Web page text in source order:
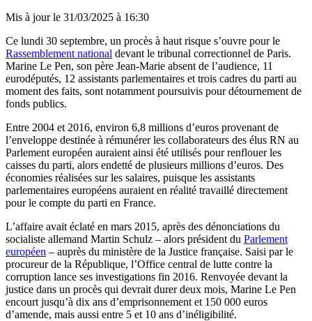
Mis à jour le 31/03/2025 à 16:30
Ce lundi 30 septembre, un procès à haut risque s’ouvre pour le
Rassemblement national devant le tribunal correctionnel de Paris.
Marine Le Pen, son père Jean-Marie absent de l’audience, 11
eurodéputés, 12 assistants parlementaires et trois cadres du parti au
moment des faits, sont notamment poursuivis pour détournement de
fonds publics.
Entre 2004 et 2016, environ 6,8 millions d’euros provenant de
l’enveloppe destinée à rémunérer les collaborateurs des élus RN au
Parlement européen auraient ainsi été utilisés pour renflouer les
caisses du parti, alors endetté de plusieurs millions d’euros. Des
économies réalisées sur les salaires, puisque les assistants
parlementaires européens auraient en réalité travaillé directement
pour le compte du parti en France.
L’affaire avait éclaté en mars 2015, après des dénonciations du
socialiste allemand Martin Schulz – alors président du Parlement
européen – auprès du ministère de la Justice française. Saisi par le
procureur de la République, l’Office central de lutte contre la
corruption lance ses investigations fin 2016. Renvoyée devant la
justice dans un procès qui devrait durer deux mois, Marine Le Pen
encourt jusqu’à dix ans d’emprisonnement et 150 000 euros
d’amende, mais aussi entre 5 et 10 ans d’inéligibilité.